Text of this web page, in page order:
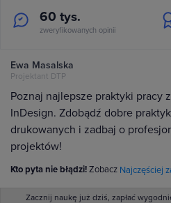
60 tys.
zweryfikowanych opinii
Ewa Masalska
Projektant DTP
Poznaj najlepsze praktyki pracy
InDesign. Zdobądź dobre
drukowanych i zadbaj o
projektów!
Kto pyta nie błądzi!Zobacz Najczęściej
Zacznij naukę już dziś, zapłać